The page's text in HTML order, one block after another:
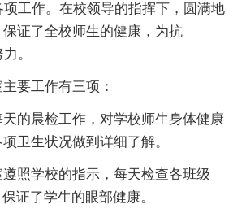
项工作。在校领导的指挥下，圆满地
证了全校师生的健康，为抗
。
工作有三项：
晨检工作，对学校师生身体健康
卫生状况做到详细了解。
学校的指示，每天检查各班级
证了学生的眼部健康。